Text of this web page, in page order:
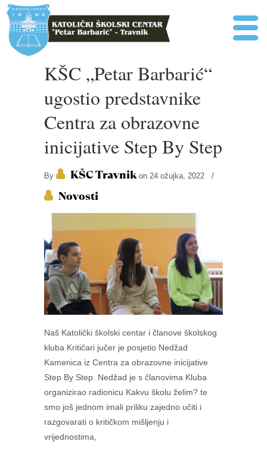
KŠC „Petar Barbarić“
ugostio predstavnike
Centra za obrazovne
inicijative Step By Step
By KŠC Travnikon 24 ožujka, 2022 /
Novosti
Naš Katolički školski centar i članove školskog
kluba Kritičari jučer je posjetio Nedžad
Kamenica iz Centra za obrazovne inicijative
Step By Step. Nedžad je s članovima Kluba
organizirao radionicu Kakvu školu želim? te
smo još jednom imali priliku zajedno učiti i
razgovarati o kritičkom mišljenju i
vrijednostima,